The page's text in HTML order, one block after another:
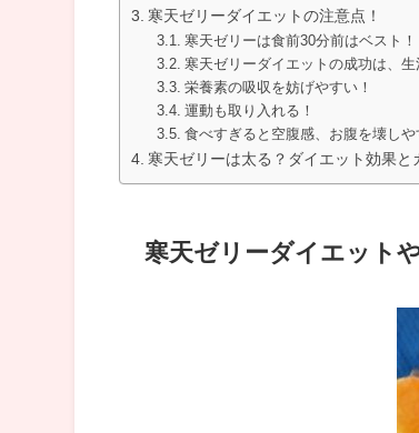
寒天ゼリーダイエットの注意点！
寒天ゼリーは食前30分前はベスト！
寒天ゼリーダイエットの成功は、生
栄養素の吸収を妨げやすい！
運動も取り入れる！
食べすぎると空腹感、お腹を壊しや
寒天ゼリーは太る？ダイエット効果と
寒天ゼリーダイエット